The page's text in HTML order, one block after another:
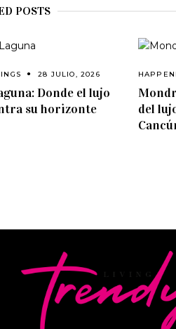
POSTS
28 JULIO, 2026
Donde el lujo
su horizonte
del